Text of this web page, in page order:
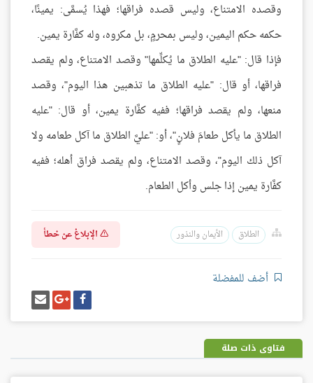
وقصده الامتناع، وليس قصده فراقها؛ فهذا يُسمَّى: يمينًا،
حكمه حكم اليمين، وليس بمحرمٍ، بل مكروه، وله كفَّارة يمين.
فإذا قال: "عليه الطلاق ما يُكلِّمها" وقصد الامتناع، ولم يقصد
فراقها، أو قال: "عليه الطلاق ما تذهبين هذا اليوم"، وقصد
منعها، ولم يقصد فراقها؛ ففيه كفَّارة يمين، أو قال: "عليه
الطلاق ما يأكل طعامَ فلانٍ"، أو: "عليَّ الطلاق ما آكل طعامه ولا
آكل ذلك اليوم"، وقصد الامتناع، ولم يقصد فراق أهله؛ ففيه
كفَّارة يمين إذا جلس وأكل الطعام.
الطلاق الأيمان والنذور الإبلاغ عن خطأ
أضف للمفضلة
شارك
على
فيسبوك
شارك
على
غوغل
بلس
إرسل
إيميل
فتاوى ذات صلة